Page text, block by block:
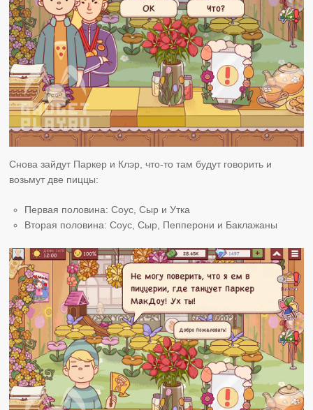
Снова зайдут Паркер и Клэр, что-то там будут говорить и
возьмут две пиццы:
Первая половина: Соус, Сыр и Утка
Вторая половина: Соус, Сыр, Пепперони и Баклажаны